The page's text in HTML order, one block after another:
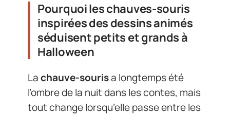
Pourquoi les chauves-souris
inspirées des dessins animés
séduisent petits et grands à
Halloween
Lachauve-sourisa longtemps été
l’ombre de la nuit dans les contes, mais
tout change lorsqu’elle passe entre les